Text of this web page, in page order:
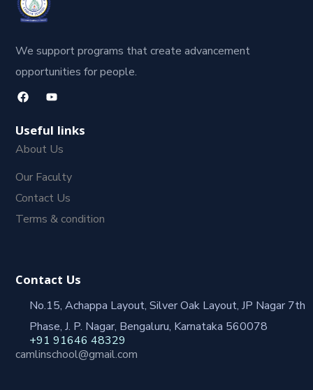
We support programs that create advancement
opportunities for people.
Useful links
About Us
Our Faculty
Contact Us
Terms & condition
Contact Us
No.15, Achappa Layout, Silver Oak Layout, JP Nagar 7th
Phase, J. P. Nagar, Bengaluru, Karnataka 560078
+91 91646 48329
camlinschool@gmail.com